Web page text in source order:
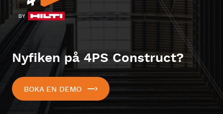
Nyfiken på 4PS Construct?
BOKA EN DEMO